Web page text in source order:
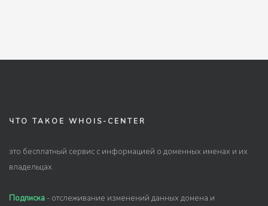
ЧТО ТАКОЕ WHOIS-CENTER
это бесплатный сервис с информацией о доменных именах и их
владельцах.
Подписка - отслеживание изменений данных домена и